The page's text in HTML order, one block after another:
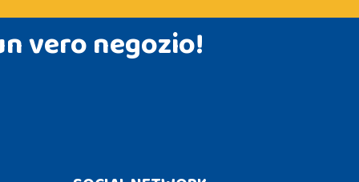
vero negozio!